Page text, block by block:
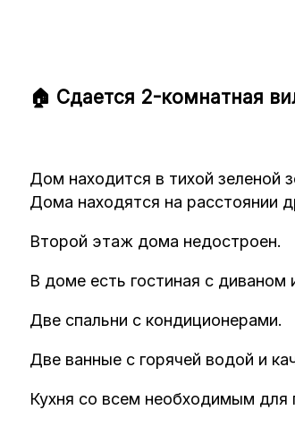
🏠 Сдается 2-комнатная
Дом находится в тихой
Дома находятся на расстоянии
Второй этаж дома недостроен.
В доме есть гостиная с диваном
Две спальни с кондиционерами.
Две ванные с горячей водой и
Кухня со всем необходимым для